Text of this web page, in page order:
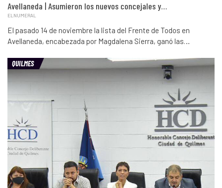
Avellaneda | Asumieron los nuevos concejales y…
ELNUMERAL
El pasado 14 de noviembre la lista del Frente de Todos en
Avellaneda, encabezada por Magdalena Sierra, ganó las…
QUILMES